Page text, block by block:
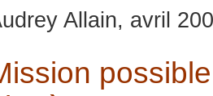
Allain, avril